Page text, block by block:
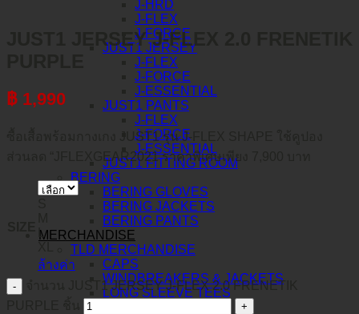
J-HRD
J-FLEX
J-FORCE
JUST1 JERSEY
J-FLEX
J-FORCE
J-ESSENTIAL
JUST1 PANTS
J-FLEX
J-FORCE
J-ESSENTIAL
JUST1 FITTING ROOM
BERING
BERING GLOVES
BERING JACKETS
BERING PANTS
MERCHANDISE
TLD MERCHANDISE
CAPS
WINDBREAKERS & JACKETS
LONG SLEEVE TEES
JUST1 JERSEY J-FLEX 2.0 FRENETIK
฿ 1,990
ซื้อเสื้อพร้อมกางเกง JUST1 รุ่น J-FLEX SHAPE ใช้คูปอง
ส่วนลด “JFLEXGEAR2021 ราคาพิเศษเพียง 7,900 บาท
L
ล้างค่า
จำนวน JUST1 JERSEY J-FLEX 2.0 FRENETIK